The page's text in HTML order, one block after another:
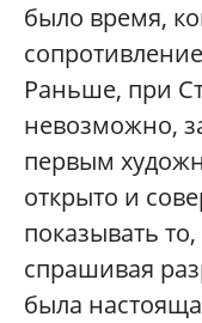
было время,
Раньше, при
невозможно,
первым
открыто и
показывать
спрашивая
была